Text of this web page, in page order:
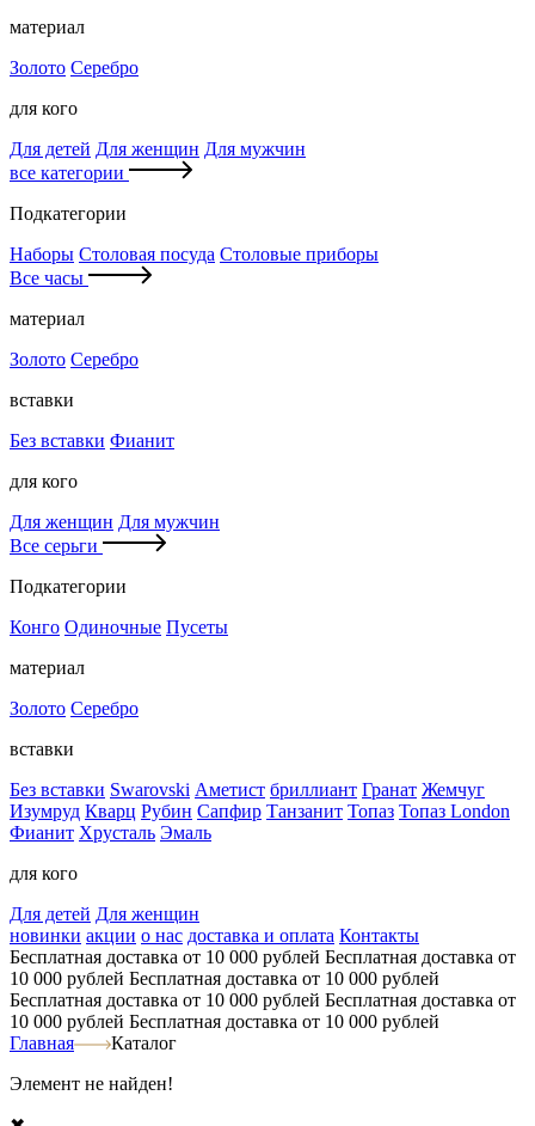
материал
Золото Серебро
для кого
Для детей Для женщин Для мужчин
все категории
Подкатегории
Наборы Столовая посуда Столовые приборы
Все часы
материал
Золото Серебро
вставки
Без вставки Фианит
для кого
Для женщин Для мужчин
Все серьги
Подкатегории
Конго Одиночные Пусеты
материал
Золото Серебро
вставки
Без вставки Swarovski Аметист бриллиант Гранат Жемчуг
Изумруд Кварц Рубин Сапфир Танзанит Топаз Топаз London
Фианит Хрусталь Эмаль
для кого
Для детей Для женщин
новинки акции о нас доставка и оплата Контакты
Бесплатная доставка от 10 000 рублей Бесплатная доставка от
10 000 рублей Бесплатная доставка от 10 000 рублей
Бесплатная доставка от 10 000 рублей Бесплатная доставка от
10 000 рублей Бесплатная доставка от 10 000 рублей
Главная
Каталог
Элемент не найден!